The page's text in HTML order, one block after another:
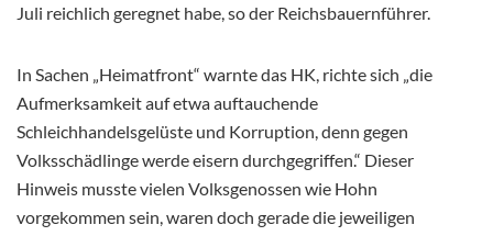
Juli reichlich geregnet habe, so der Reichsbauernführer.
In Sachen „Heimatfront“ warnte das HK, richte sich „die
Aufmerksamkeit auf etwa auftauchende
Schleichhandelsgelüste und Korruption, denn gegen
Volksschädlinge werde eisern durchgegriffen.“ Dieser
Hinweis musste vielen Volksgenossen wie Hohn
vorgekommen sein, waren doch gerade die jeweiligen